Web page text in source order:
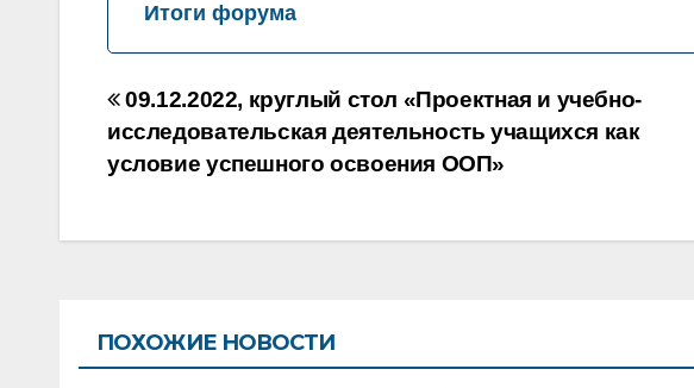
Итоги форума
Навигация
по
записям
09.12.2022, круглый стол «Проектная и учебно-
исследовательская деятельность учащихся как
условие успешного освоения ООП»
ПОХОЖИЕ НОВОСТИ